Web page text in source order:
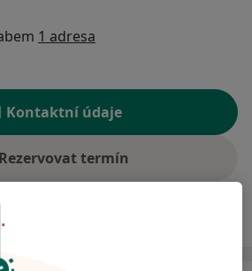
1 adresa
Kontaktní údaje
Rezervovat termín